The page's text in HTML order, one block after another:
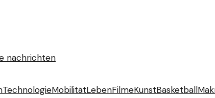
nachrichten
TechnologieMobilitätLebenFilmeKunstBasketball